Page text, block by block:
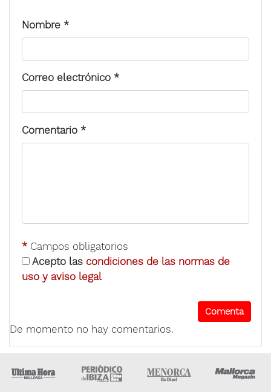
Nombre *
Correo electrónico *
Comentario *
* Campos obligatorios
Acepto las condiciones de las normas de
uso y aviso legal
De momento no hay comentarios.
Ultima Hora Ultima hora Ibiza Menorca • Es Diari